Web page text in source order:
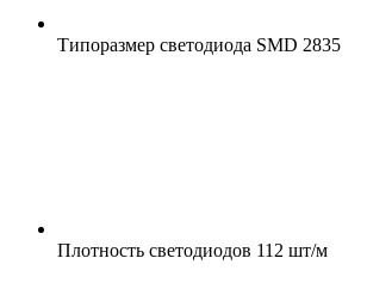
Типоразмер светодиода SMD 2835
Плотность светодиодов 112 шт/м